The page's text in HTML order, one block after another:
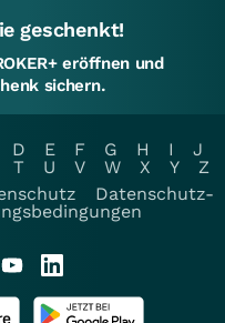
geschenkt!
eröffnen und
sichern.
D E F G H I
J
T U V W X Y
Z
Datenschutz-